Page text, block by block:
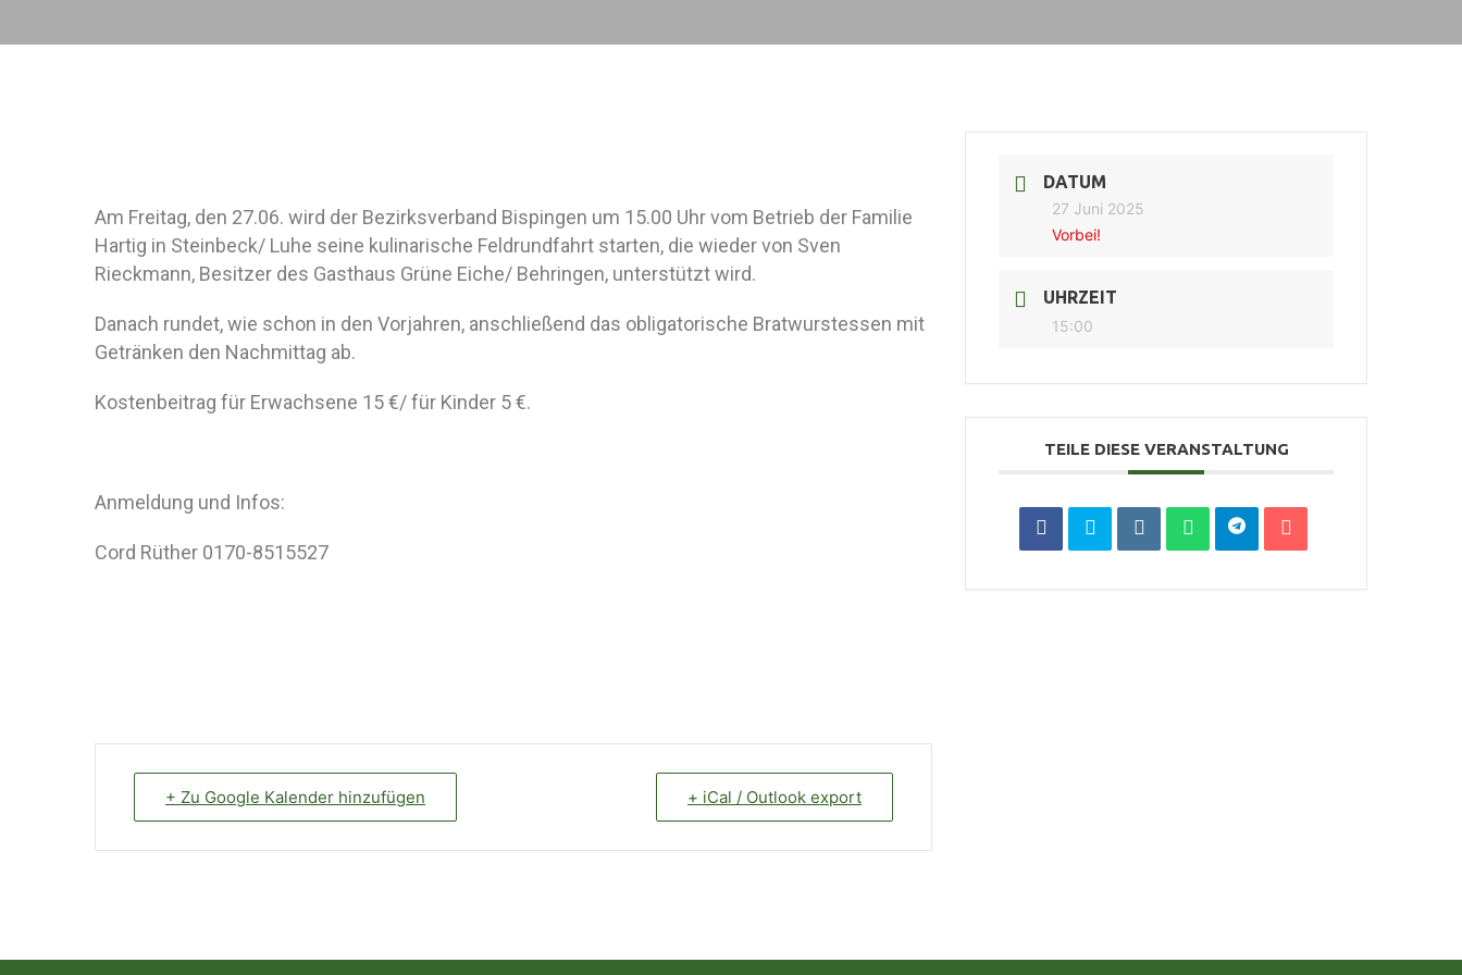
Am Freitag, den 27.06. wird der Bezirksverband Bispingen um 15.00 Uhr vom Betrieb der Familie
Hartig in Steinbeck/ Luhe seine kulinarische Feldrundfahrt starten, die wieder von Sven
Rieckmann, Besitzer des Gasthaus Grüne Eiche/ Behringen, unterstützt wird.
Danach rundet, wie schon in den Vorjahren, anschließend das obligatorische Bratwurstessen mit
Getränken den Nachmittag ab.
Kostenbeitrag für Erwachsene 15 €/ für Kinder 5 €.
Anmeldung und Infos:
Cord Rüther 0170-8515527
+ Zu Google Kalender hinzufügen + iCal / Outlook export
DATUM
27 Juni 2025
Vorbei!
UHRZEIT
15:00
TEILE DIESE VERANSTALTUNG